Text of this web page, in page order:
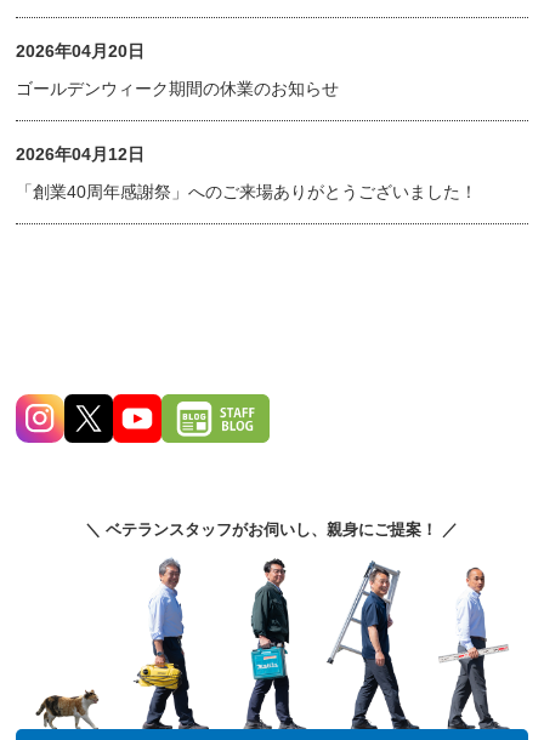
2026年04月20日
ゴールデンウィーク期間の休業のお知らせ
2026年04月12日
「創業40周年感謝祭」へのご来場ありがとうございました！
＼ ベテランスタッフがお伺いし、親身にご提案！ ／